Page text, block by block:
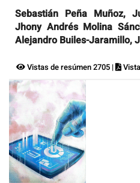
Sebastián Peña Muñoz,
Jhony Andrés Molina
Alejandro Builes-Jaramillo,
Vistas de resúmen 2705 |